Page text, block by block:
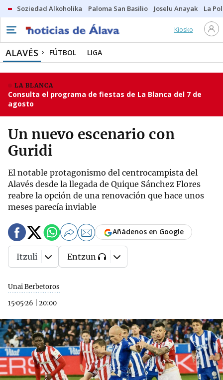
Soziedad Alkoholika Paloma San Basilio Joselu Anayak La
Kiosko
ALAVÉS FÚTBOL LIGA
LA BLANCA
Consulta el programa de fiestas de La Blanca del 7 de
agosto
Un nuevo escenario con
Guridi
El notable protagonismo del centrocampista del
Alavés desde la llegada de Quique Sánchez Flores
reabre la opción de una renovación que hace unos
meses parecía inviable
Unai Berbetoros
15·05·26
20:00
Añádenos en Google
Itzuli Entzun